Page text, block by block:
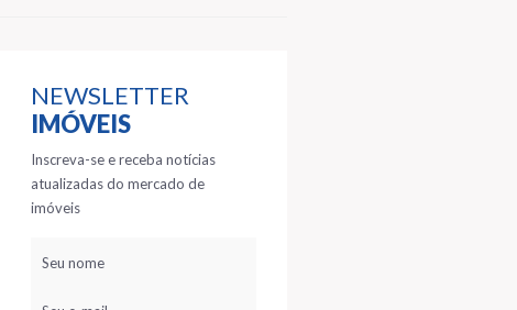
NEWSLETTER
IMÓVEIS
Inscreva-se e receba notícias
atualizadas do mercado de
imóveis